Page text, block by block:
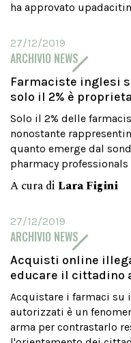
ha approvato
27/12/2019
ARCHIVIO NEWS
Farmaciste inglesi
solo il 2% è
Solo il 2% delle
nonostante
quanto emerge dal
pharmacy professionals
A cura di Lara Figini
27/12/2019
ARCHIVIO NEWS
Acquisti online
educare il cittadino
Acquistare i farmaci su
autorizzati è un
arma per contrastarlo